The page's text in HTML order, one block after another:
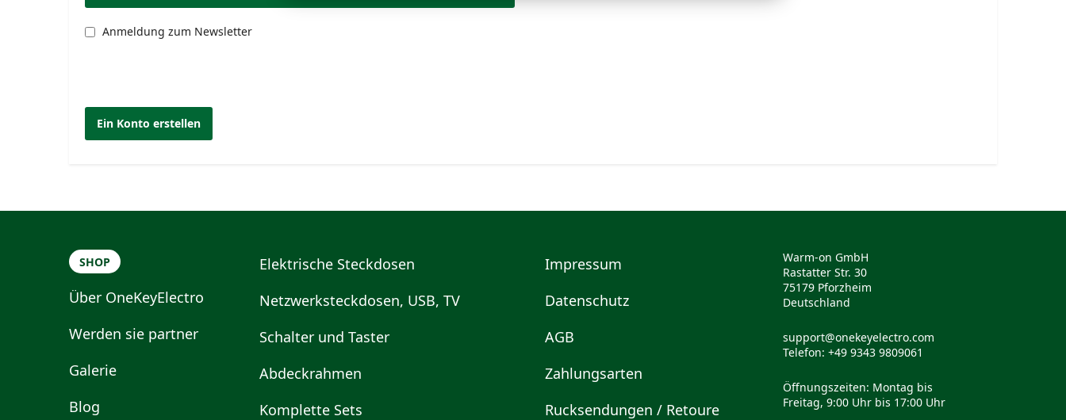
Anmeldung zum Newsletter
Ein Konto erstellen
SHOP
Über OneKeyElectro
Werden sie partner
Galerie
Blog
Elektrische Steckdosen
Netzwerksteckdosen, USB, TV
Schalter und Taster
Abdeckrahmen
Komplette Sets
Impressum
Datenschutz
AGB
Zahlungsarten
Rucksendungen / Retoure
Warm-on GmbH
Rastatter Str. 30
75179 Pforzheim
Deutschland
support@onekeyelectro.com
Telefon: +49 9343 9809061
Öffnungszeiten: Montag bis
Freitag, 9:00 Uhr bis 17:00 Uhr